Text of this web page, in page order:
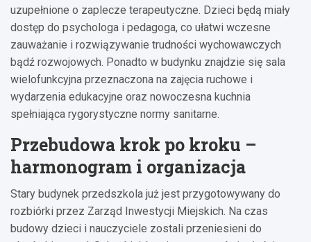
uzupełnione o zaplecze terapeutyczne. Dzieci będą miały
dostęp do psychologa i pedagoga, co ułatwi wczesne
zauważanie i rozwiązywanie trudności wychowawczych
bądź rozwojowych. Ponadto w budynku znajdzie się sala
wielofunkcyjna przeznaczona na zajęcia ruchowe i
wydarzenia edukacyjne oraz nowoczesna kuchnia
spełniająca rygorystyczne normy sanitarne.
Przebudowa krok po kroku –
harmonogram i organizacja
Stary budynek przedszkola już jest przygotowywany do
rozbiórki przez Zarząd Inwestycji Miejskich. Na czas
budowy dzieci i nauczyciele zostali przeniesieni do